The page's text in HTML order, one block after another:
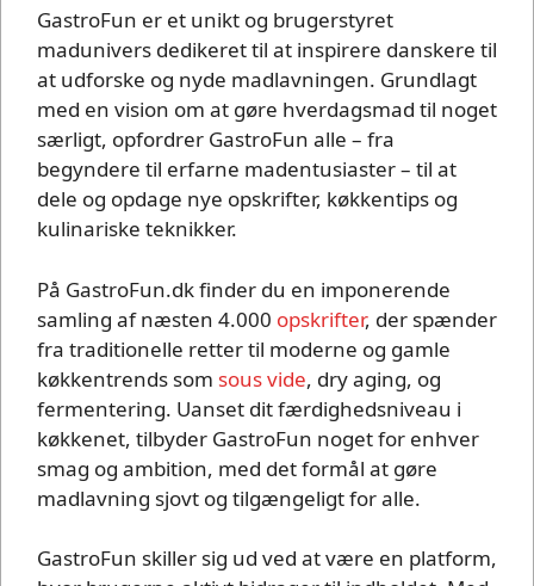
GastroFun er et unikt og brugerstyret
madunivers dedikeret til at inspirere danskere til
at udforske og nyde madlavningen. Grundlagt
med en vision om at gøre hverdagsmad til noget
særligt, opfordrer GastroFun alle – fra
begyndere til erfarne madentusiaster – til at
dele og opdage nye opskrifter, køkkentips og
kulinariske teknikker.
På GastroFun.dk finder du en imponerende
samling af næsten 4.000 opskrifter, der spænder
fra traditionelle retter til moderne og gamle
køkkentrends som sous vide, dry aging, og
fermentering. Uanset dit færdighedsniveau i
køkkenet, tilbyder GastroFun noget for enhver
smag og ambition, med det formål at gøre
madlavning sjovt og tilgængeligt for alle.
GastroFun skiller sig ud ved at være en platform,